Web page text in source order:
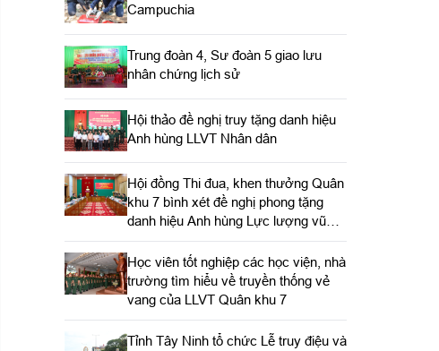
Campuchia
Trung đoàn 4, Sư đoàn 5 giao lưu
nhân chứng lịch sử
Hội thảo đề nghị truy tặng danh hiệu
Anh hùng LLVT Nhân dân
Hội đồng Thi đua, khen thưởng Quân
khu 7 bình xét đề nghị phong tặng
danh hiệu Anh hùng Lực lượng vũ
trang nhân dân
Học viên tốt nghiệp các học viện, nhà
trường tìm hiểu về truyền thống vẻ
vang của LLVT Quân khu 7
​Tỉnh Tây Ninh tổ chức Lễ truy điệu và